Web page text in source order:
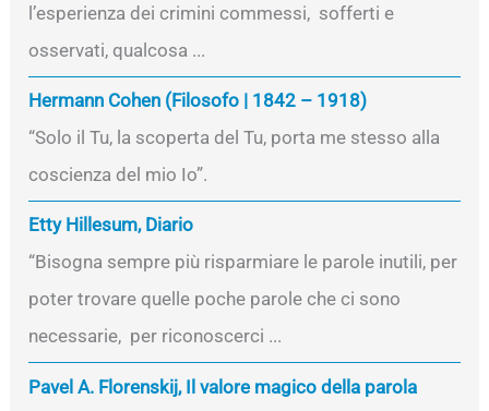
l’esperienza dei crimini commessi, sofferti e
osservati, qualcosa ...
Hermann Cohen (Filosofo | 1842 – 1918)
“Solo il Tu, la scoperta del Tu, porta me stesso alla
coscienza del mio Io”.
Etty Hillesum, Diario
“Bisogna sempre più risparmiare le parole inutili, per
poter trovare quelle poche parole che ci sono
necessarie, per riconoscerci ...
Pavel A. Florenskij, Il valore magico della parola